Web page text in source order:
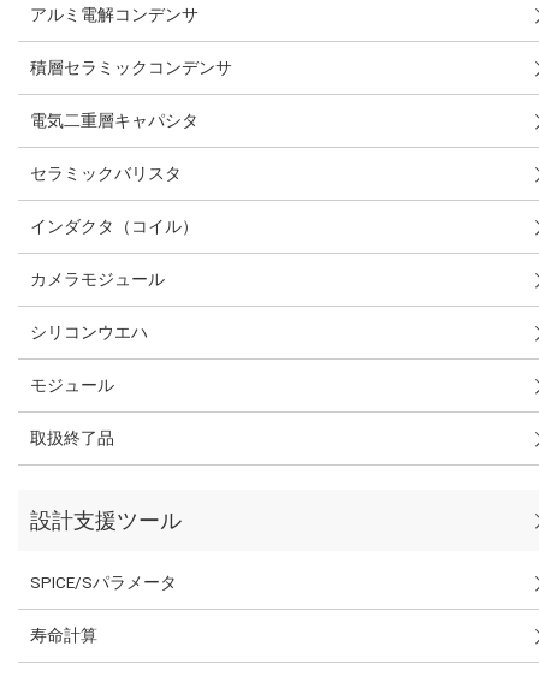
アルミ電解コンデンサ
積層セラミックコンデンサ
電気二重層キャパシタ
セラミックバリスタ
インダクタ（コイル）
カメラモジュール
シリコンウエハ
モジュール
取扱終了品
設計支援ツール
SPICE/Sパラメータ
寿命計算